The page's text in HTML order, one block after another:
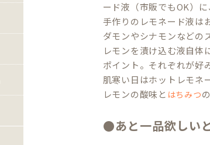
ード液（市販でもOK）
手作りのレモネード液は
ダモンやシナモンなどの
レモンを漬け込む液自体
ポイント。それぞれが好
肌寒い日はホットレモネ
レモンの酸味と はちみつ
●あと一品欲しい